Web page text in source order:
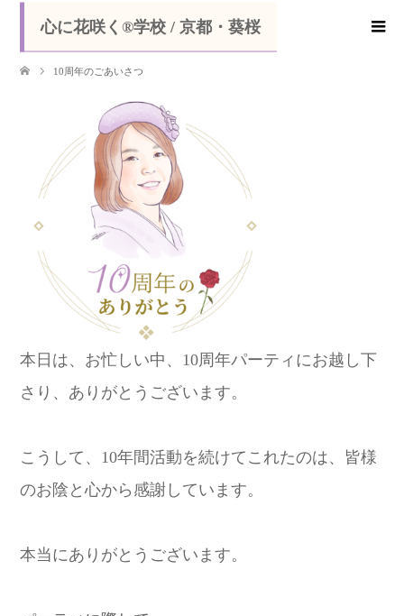
心に花咲く®学校 / 京都・葵桜
10周年のごあいさつ
本日は、お忙しい中、10周年パーティにお越し下
さり、ありがとうございます。
こうして、10年間活動を続けてこれたのは、 皆様
のお陰と心から感謝しています。
本当にありがとうございます。